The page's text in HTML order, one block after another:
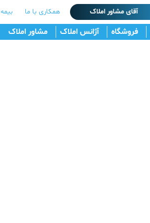
آقای مشاور املاک همکاری با ما بیمه
فروشگاه آژانس املاک مشاور املاک